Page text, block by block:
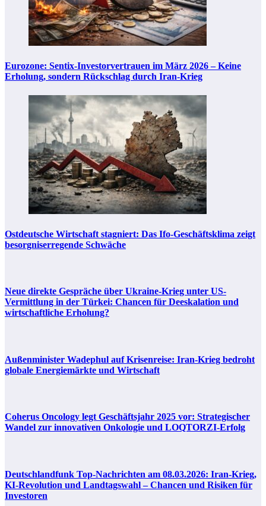
Eurozone: Sentix-Investorvertrauen im März 2026 – Keine
Erholung, sondern Rückschlag durch Iran-Krieg
Ostdeutsche Wirtschaft stagniert: Das Ifo-Geschäftsklima zeigt
besorgniserregende Schwäche
Neue direkte Gespräche über Ukraine-Krieg unter US-
Vermittlung in der Türkei: Chancen für Deeskalation und
wirtschaftliche Erholung?
Außenminister Wadephul auf Krisenreise: Iran-Krieg bedroht
globale Energiemärkte und Wirtschaft
Coherus Oncology legt Geschäftsjahr 2025 vor: Strategischer
Wandel zur innovativen Onkologie und LOQTORZI-Erfolg
Deutschlandfunk Top-Nachrichten am 08.03.2026: Iran-Krieg,
KI-Revolution und Landtagswahl – Chancen und Risiken für
Investoren